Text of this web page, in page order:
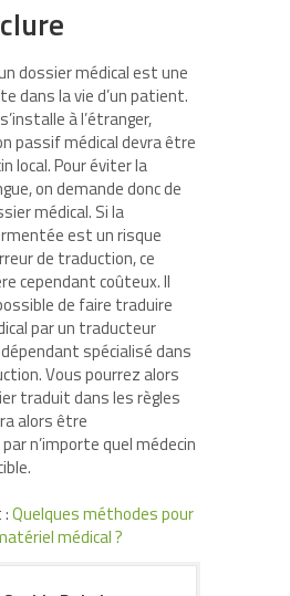
dossier médical est une
dans la vie d’un patient.
à l’étranger,
passif médical devra être
local. Pour éviter la
on demande donc de
médical. Si la
est un risque
de traduction, ce
cependant coûteux. Il
de faire traduire
par un traducteur
spécialisé dans
Vous pourrez alors
traduit dans les règles
alors être
n’importe quel médecin
:Quelques méthodes pour
médical ?